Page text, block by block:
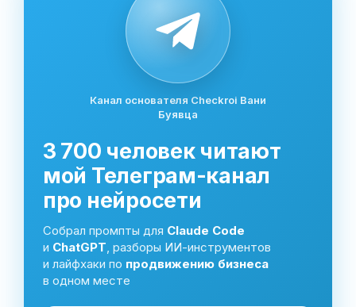
Канал основателя Checkroi Вани
Буявца
3 700 человек читают
мой Телеграм-канал
про нейросети
Собрал промпты для Claude Code
и ChatGPT, разборы ИИ-инструментов
и лайфхаки по продвижению бизнеса
в одном месте